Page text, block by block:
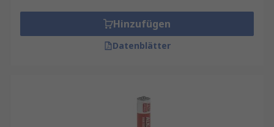
AAA-Batterien gibt es in vier Haupttypen:
Standard-, Alkali-, Lithium- und
wiederaufladbare Batterien. In den meisten
Alkalibatterien, dann Lithiumbatterien und
wiederaufladbare Batterien
wiederaufladbare Batterie jedoch immer wieder
Hinzufügen
Datenblätter